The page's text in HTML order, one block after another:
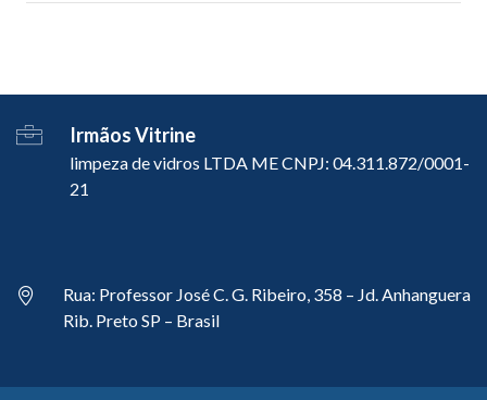
Irmãos Vitrine
limpeza de vidros LTDA ME CNPJ: 04.311.872/0001-
21
Rua: Professor José C. G. Ribeiro, 358 – Jd. Anhanguera
Rib. Preto SP – Brasil